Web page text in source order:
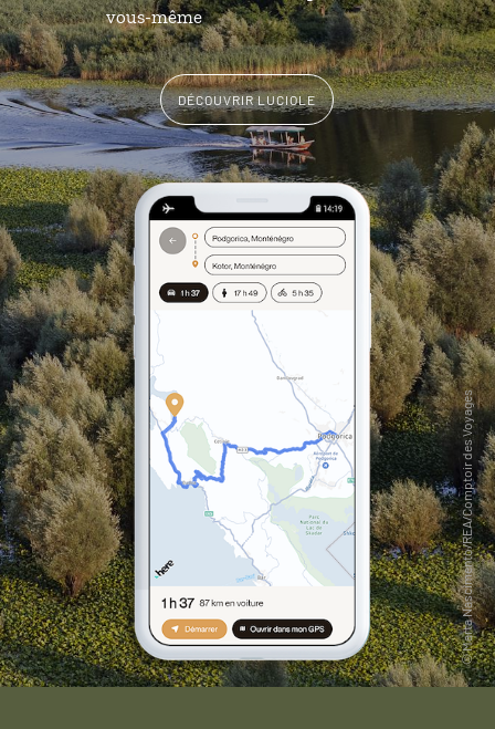
vous-même
DÉCOUVRIR LUCIOLE